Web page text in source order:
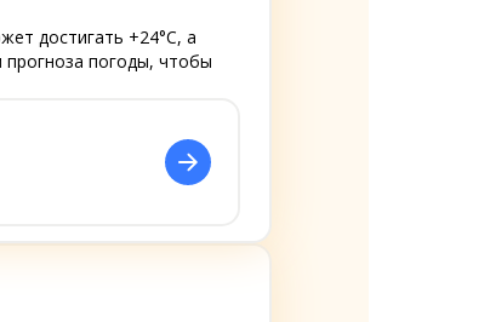
достигать +24°C, а
прогноза погоды, чтобы